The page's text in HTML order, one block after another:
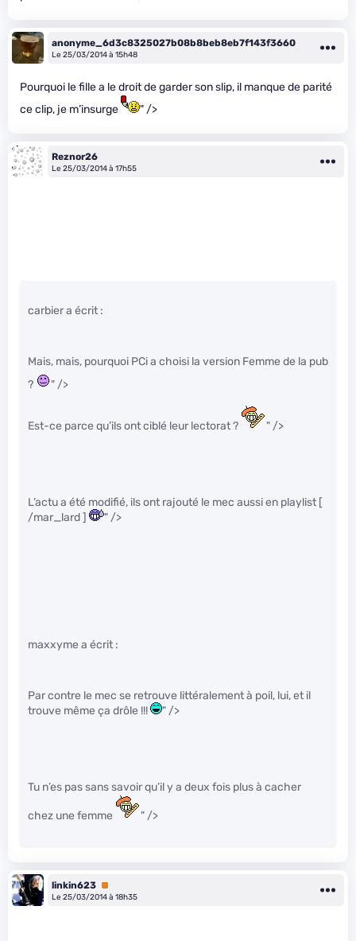
anonyme_6d3c8325027b08b8beb8eb7f143f3660
Le 25/03/2014 à 15h48
Pourquoi le fille a le droit de garder son slip, il manque de parité
ce clip, je m’insurge
" />
Reznor26
Le 25/03/2014 à 17h55
carbier a écrit :
Mais, mais, pourquoi PCi a choisi la version Femme de la pub
?
" />
Est-ce parce qu’ils ont ciblé leur lectorat ? " />
L’actu a été modifié, ils ont rajouté le mec aussi en playlist [
/mar_lard ]
" />
maxxyme a écrit :
Par contre le mec se retrouve littéralement à poil, lui, et il
trouve même ça drôle !!!
" />
Tu n’es pas sans savoir qu’il y a deux fois plus à cacher
chez une femme " />
linkin623 Premium
Le 25/03/2014 à 18h35